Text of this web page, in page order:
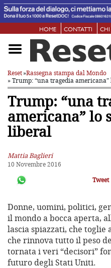
HOME CONTATTI CHI
Reset»Rassegna stampa dal Mondo
» Trump: “una tragedia americana”
Trump: “una
americana”lo
liberal
Mattia Baglieri
10 Novembre 2016
Tweet
Donne, uomini, politici,
il mondo a bocca aperta,
lascia spiazzati, che toglie
che rinnova tutto il peso
tornata i veri “decisori”
futuro degli Stati Uniti.